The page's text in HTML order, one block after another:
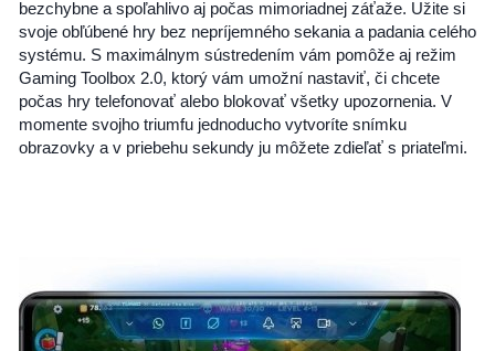
bezchybne a spoľahlivo aj počas mimoriadnej záťaže. Užite si
svoje obľúbené hry bez nepríjemného sekania a padania celého
systému. S maximálnym sústredením vám pomôže aj režim
Gaming Toolbox 2.0, ktorý vám umožní nastaviť, či chcete
počas hry telefonovať alebo blokovať všetky upozornenia. V
momente svojho triumfu jednoducho vytvoríte snímku
obrazovky a v priebehu sekundy ju môžete zdieľať s priateľmi.